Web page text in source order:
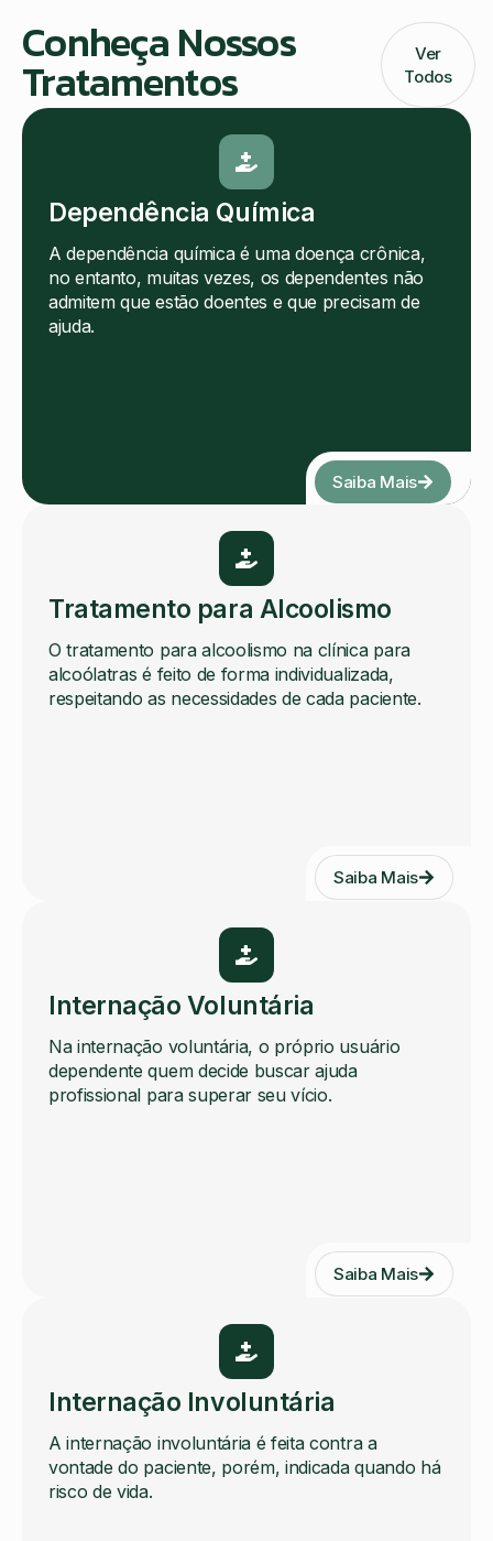
Conheça Nossos
Tratamentos
Ver
Todos
Dependência Química
A dependência química é uma doença crônica,
no entanto, muitas vezes, os dependentes não
admitem que estão doentes e que precisam de
ajuda.
Saiba Mais
Tratamento para Alcoolismo
O tratamento para alcoolismo na clínica para
alcoólatras é feito de forma individualizada,
respeitando as necessidades de cada paciente.
Saiba Mais
Internação Voluntária
Na internação voluntária, o próprio usuário
dependente quem decide buscar ajuda
profissional para superar seu vício.
Saiba Mais
Internação Involuntária
A internação involuntária é feita contra a
vontade do paciente, porém, indicada quando há
risco de vida.